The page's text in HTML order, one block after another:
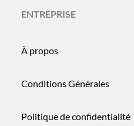
ENTREPRISE
À propos
Conditions Générales
Politique de confidentialité